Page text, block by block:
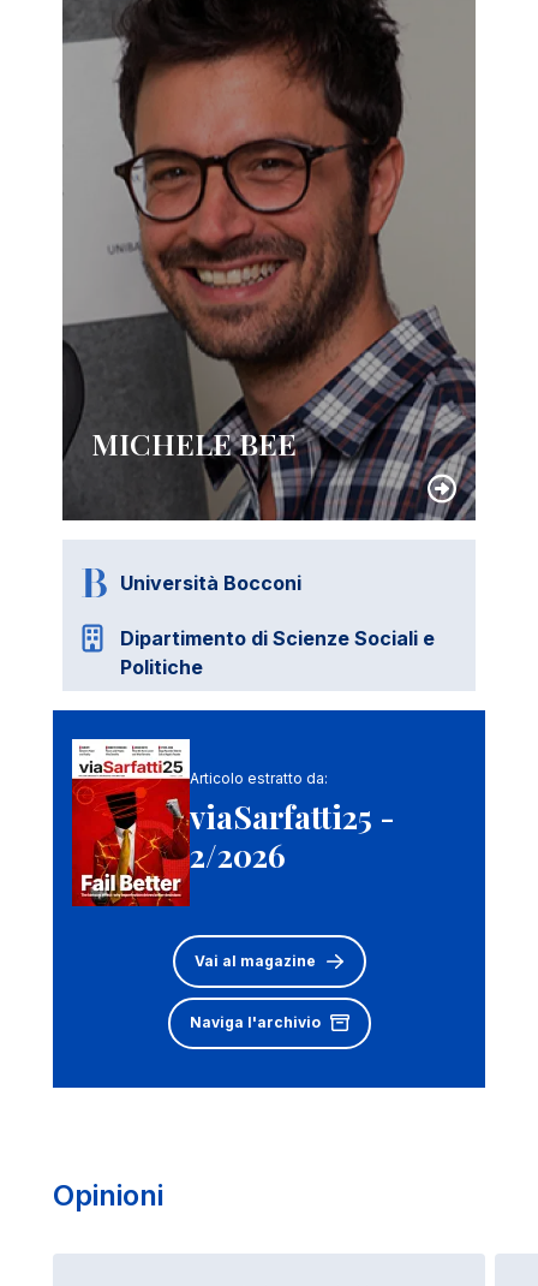
MICHELE BEE
Università Bocconi
Dipartimento di Scienze Sociali e
Politiche
Articolo estratto da:
viaSarfatti25 -
2/2026
Vai al magazine
Naviga l'archivio
Opinioni